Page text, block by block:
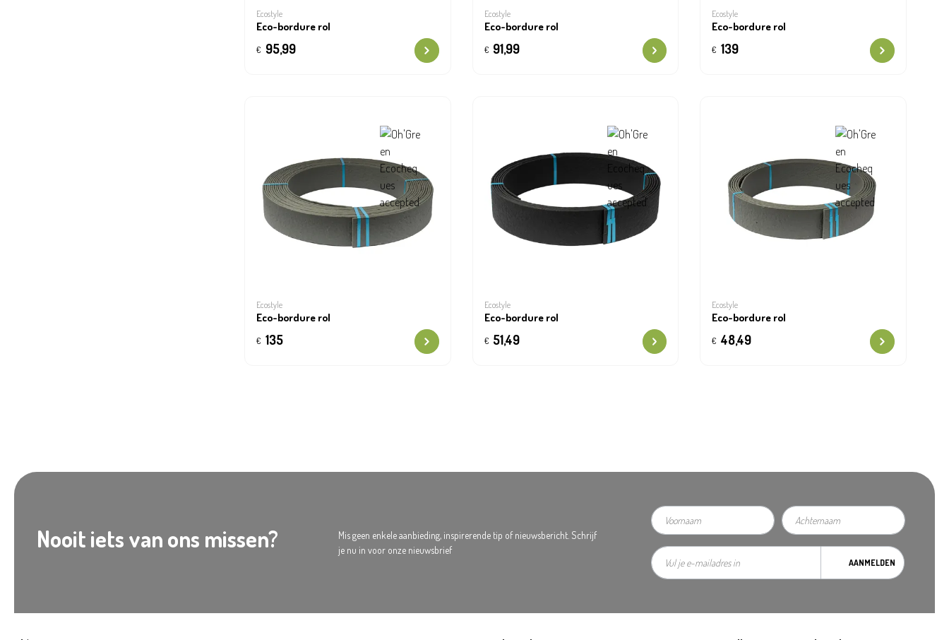
Ecostyle
Eco-bordure rol
€ 95,99
Ecostyle
Eco-bordure rol
€ 91,99
Ecostyle
Eco-bordure rol
€ 139
Ecostyle
Eco-bordure rol
€ 135
Ecostyle
Eco-bordure rol
€ 51,49
Ecostyle
Eco-bordure rol
€ 48,49
Nooit iets van ons missen?
Mis geen enkele aanbieding, inspirerende tip of nieuwsbericht. Schrijf
je nu in voor onze nieuwsbrief
AANMELDEN